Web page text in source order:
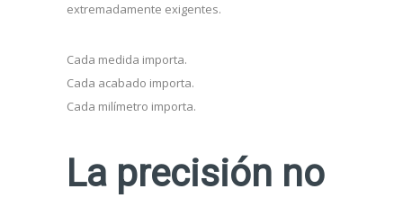
extremadamente exigentes.
Cada medida importa.
Cada acabado importa.
Cada milímetro importa.
La precisión no